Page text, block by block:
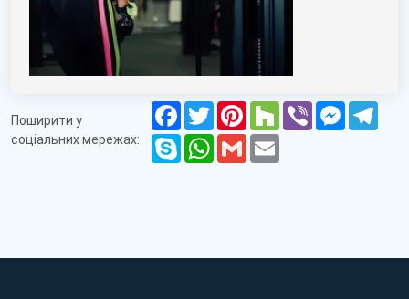
Поширити у
соціальних мережах:
FacebookTwitterPinterest
HouzzViber
Skype WhatsApp
Gmail